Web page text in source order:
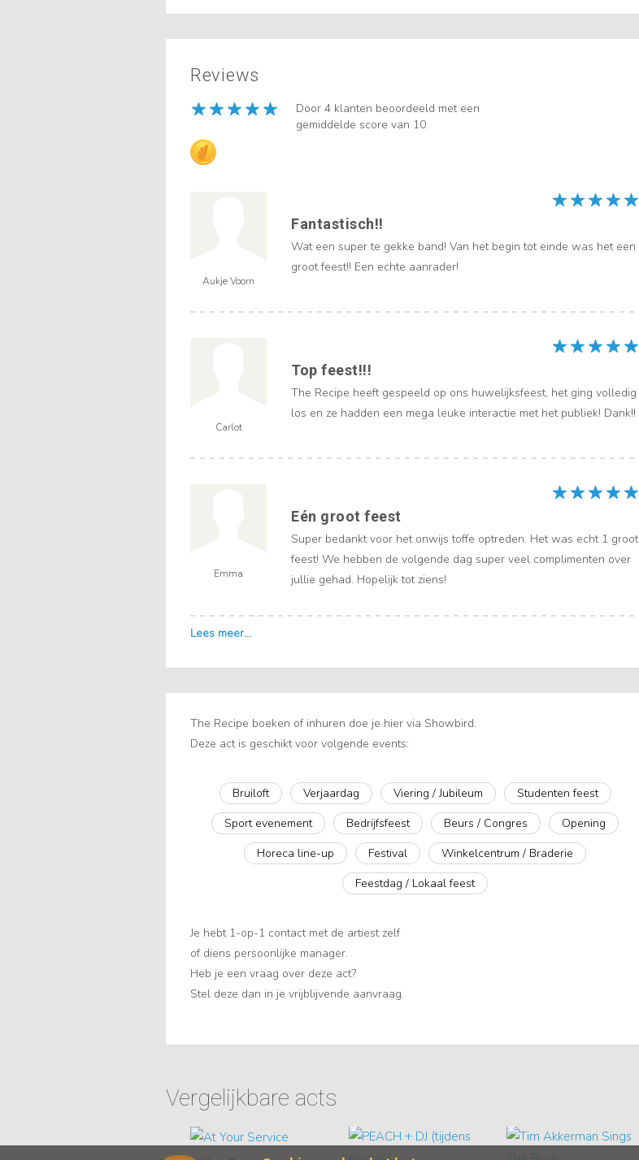
Reviews
Door 4 klanten beoordeeld met een
gemiddelde score van 10
Aukje Voorn
Fantastisch!!
Wat een super te gekke band! Van het begin tot einde was het een
groot feest!! Een echte aanrader!
Carlot
Top feest!!!
The Recipe heeft gespeeld op ons huwelijksfeest, het ging volledig
los en ze hadden een mega leuke interactie met het publiek! Dank!!
Emma
Eén groot feest
Super bedankt voor het onwijs toffe optreden. Het was echt 1 groot
feest! We hebben de volgende dag super veel complimenten over
jullie gehad. Hopelijk tot ziens!
The Recipe boeken of inhuren doe je hier via Showbird.
Deze act is geschikt voor volgende events:
Bruiloft Verjaardag Viering / Jubileum
Studenten feest
Sport evenement
Bedrijfsfeest Beurs / Congres
Opening
Horeca line-up
Festival
Winkelcentrum / Braderie
Feestdag / Lokaal feest
Je hebt 1-op-1 contact met de artiest zelf
of diens persoonlijke manager.
Heb je een vraag over deze act?
Stel deze dan in je vrijblijvende aanvraag.
Vergelijkbare acts